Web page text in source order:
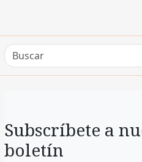
Subscríbete a
boletín